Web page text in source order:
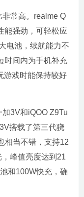
常高。realme Q
能强劲，可轻松应
电池，续航能力不
时间内为手机补充
游戏时能保持较好
3V和iQOO Z9Tu
搭载了第三代骁
相当不错，支持12
峰值亮度达到21
和100W快充，确